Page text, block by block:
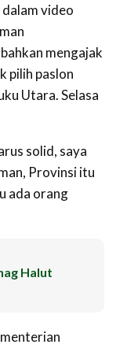
video
mengajak
pilih paslon
Utara. Selasa
solid, saya
Provinsi itu
ada orang
Halut